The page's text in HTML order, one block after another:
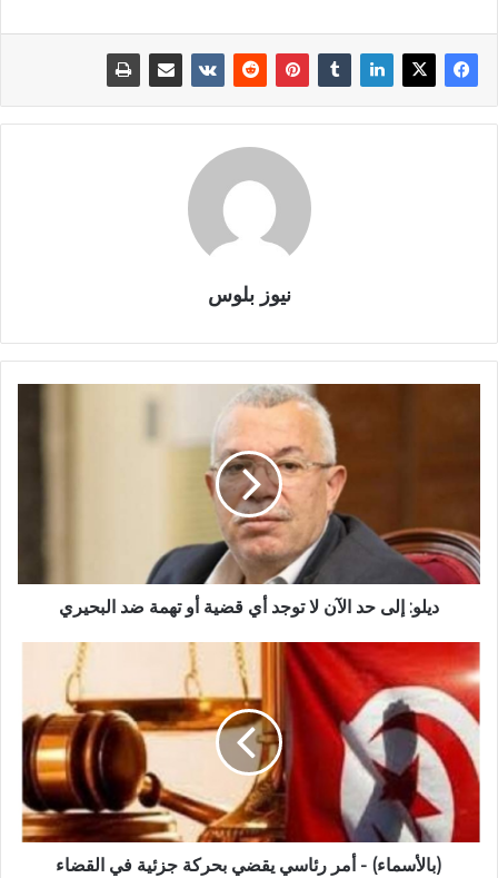
نيوز بلوس
ديلو: إلى حد الآن لا توجد أي قضية أو تهمة ضد البحيري
(بالأسماء) - أمر رئاسي يقضي بحركة جزئية في القضاء